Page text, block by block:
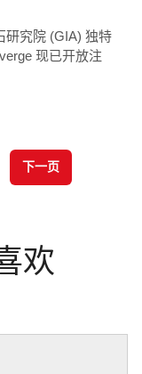
研究院 (GIA) 独特
现已开放注
下一页
欢